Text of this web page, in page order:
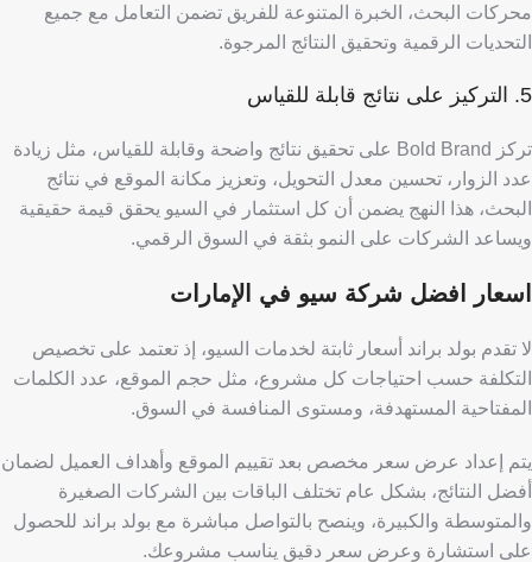
محركات البحث،
الخبرة المتنوعة للفريق تضمن التعامل مع جميع
التحديات الرقمية وتحقيق النتائج المرجوة.
5. التركيز على نتائج قابلة للقياس
تركز Bold Brand على تحقيق نتائج واضحة وقابلة للقياس، مثل زيادة
عدد الزوار، تحسين معدل التحويل، وتعزيز مكانة الموقع في نتائج
البحث، هذا النهج يضمن أن كل استثمار في السيو يحقق قيمة حقيقية
ويساعد الشركات على النمو بثقة في السوق الرقمي.
اسعار افضل شركة سيو في الإمارات
لا تقدم بولد براند أسعار ثابتة لخدمات السيو، إذ تعتمد على تخصيص
التكلفة حسب احتياجات كل مشروع، مثل حجم الموقع، عدد الكلمات
المفتاحية المستهدفة، ومستوى المنافسة في السوق.
يتم إعداد عرض سعر مخصص بعد تقييم الموقع وأهداف العميل لضمان
أفضل النتائج، بشكل عام تختلف الباقات بين الشركات الصغيرة
والمتوسطة والكبيرة، وينصح بالتواصل مباشرة مع بولد براند للحصول
على استشارة وعرض سعر دقيق يناسب مشروعك.